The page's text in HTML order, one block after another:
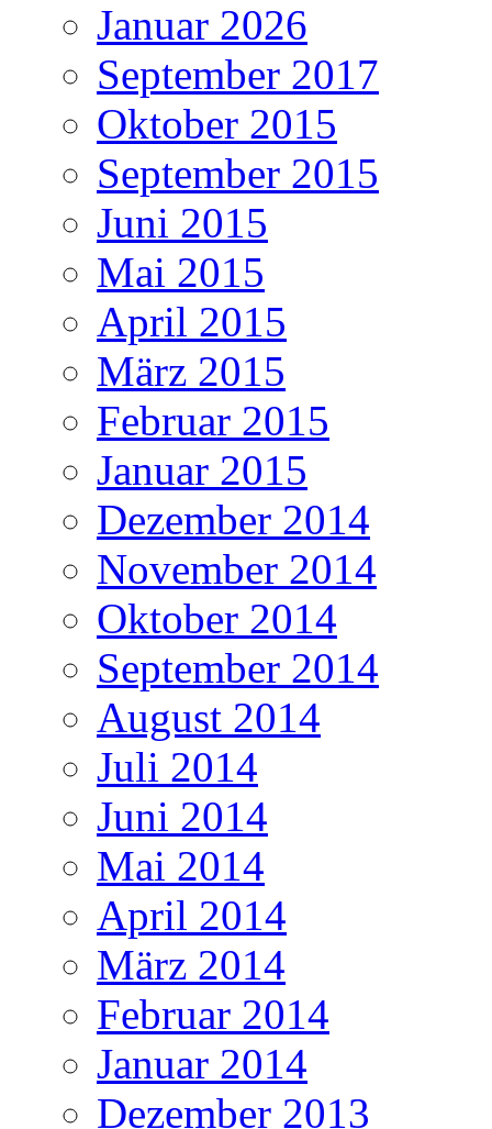
Januar 2026
September 2017
Oktober 2015
September 2015
Juni 2015
Mai 2015
April 2015
März 2015
Februar 2015
Januar 2015
Dezember 2014
November 2014
Oktober 2014
September 2014
August 2014
Juli 2014
Juni 2014
Mai 2014
April 2014
März 2014
Februar 2014
Januar 2014
Dezember 2013